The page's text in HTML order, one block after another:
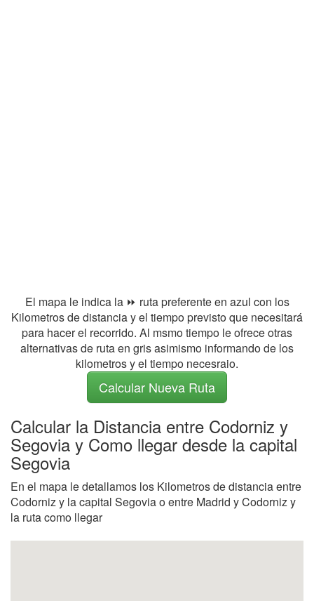
El mapa le indica la ⏩ ruta preferente en azul con los
Kilometros de distancia y el tiempo previsto que necesitará
para hacer el recorrido. Al msmo tiempo le ofrece otras
alternativas de ruta en gris asimismo informando de los
kilometros y el tiempo necesraio.
Calcular Nueva Ruta
Calcular la Distancia entre Codorniz y
Segovia y Como llegar desde la capital
Segovia
En el mapa le detallamos los Kilometros de distancia entre
Codorniz y la capital Segovia o entre Madrid y Codorniz y
la ruta como llegar